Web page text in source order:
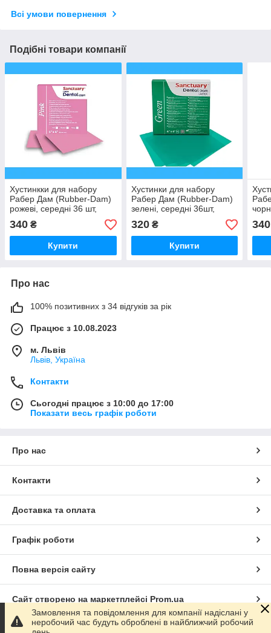
Всі умови повернення
Подібні товари компанії
Хустинкки для набору
Рабер Дам (Rubber-Dam)
рожеві, середні 36 шт,
Sanctuary Dental-Dam
Дентал Дам, Санктуарі
340 ₴
Купити
Хустинки для набору
Рабер Дам (Rubber-Dam)
зелені, середні 36шт,
Sanctuary Dental-Dam
Дентал Дам, Санктуарі
320₴
Купити
340
Про нас
100% позитивних з 34 відгуків за рік
Працює з 10.08.2023
м. Львів
Львів, Україна
Контакти
Сьогодні працює з 10:00 до 17:00
Показати весь графік роботи
Про нас
Контакти
Доставка та оплата
Графік роботи
Повна версія сайту
Сайт створено на маркетплейсі Prom.ua
Політика конфіденційності
Замовлення та повідомлення для компанії надіслані у
неробочий час будуть оброблені в найближчий робочий